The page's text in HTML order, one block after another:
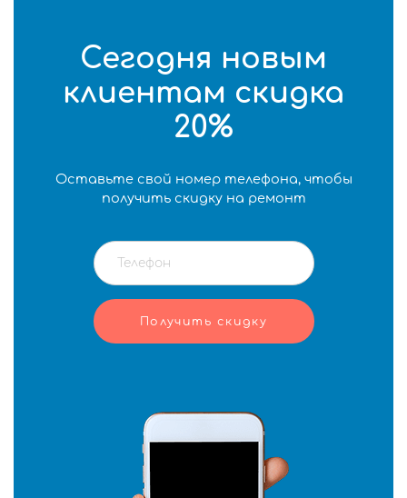
Сегодня новым
клиентам скидка
20%
Оставьте свой номер телефона, чтобы
получить скидку на ремонт